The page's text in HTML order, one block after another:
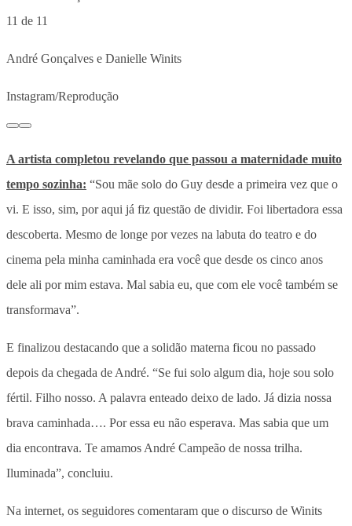
11 de 11
André Gonçalves e Danielle Winits
Instagram/Reprodução
A artista completou revelando que passou a maternidade muito
tempo sozinha: “Sou mãe solo do Guy desde a primeira vez que o
vi. E isso, sim, por aqui já fiz questão de dividir. Foi libertadora essa
descoberta. Mesmo de longe por vezes na labuta do teatro e do
cinema pela minha caminhada era você que desde os cinco anos
dele ali por mim estava. Mal sabia eu, que com ele você também se
transformava”.
E finalizou destacando que a solidão materna ficou no passado
depois da chegada de André. “Se fui solo algum dia, hoje sou solo
fértil. Filho nosso. A palavra enteado deixo de lado. Já dizia nossa
brava caminhada…. Por essa eu não esperava. Mas sabia que um
dia encontrava. Te amamos André Campeão de nossa trilha.
Iluminada”, concluiu.
Na internet, os seguidores comentaram que o discurso de Winits